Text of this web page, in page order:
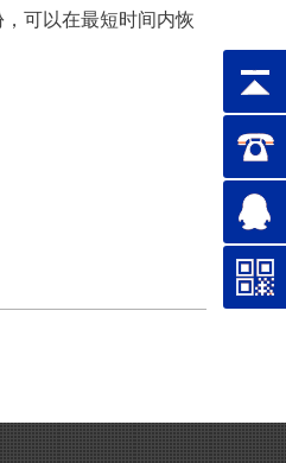
可以在最短时间内恢